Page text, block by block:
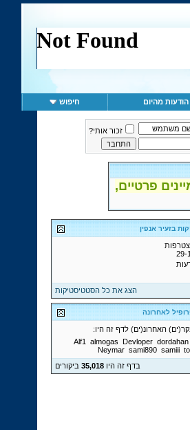
הודעות מהיום חיפוש
זכור אותי?
פרטיים,
בזעיר אנפין
29-
הצג את כל הסטטיסטיקות
לאחרונה
Alf1
almogas Devloper dordahan
Neymar sami890 samiii
בדף זה היו35,018 ביקורים